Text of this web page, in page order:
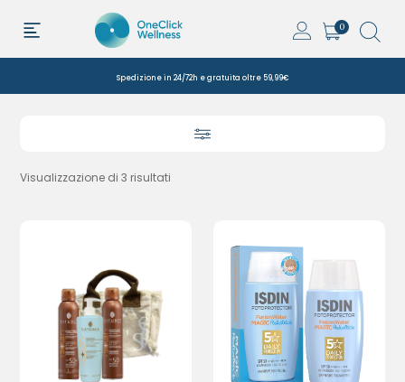
0
Spedizione in 24/72h e gratuita oltre 59,99€
Visualizzazione di 3 risultati